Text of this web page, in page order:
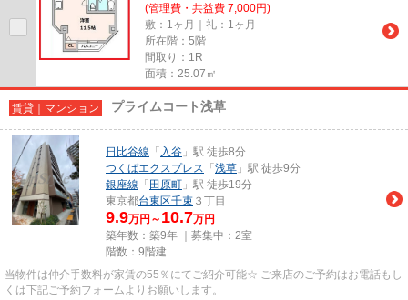
(管理費・共益費 7,000円)
敷：1ヶ月｜礼：1ヶ月
所在階：5階
間取り：1R
面積：25.07㎡
賃貸｜マンション プライムコート浅草
日比谷線 「 入谷 」駅 徒歩8分
つくばエクスプレス 「 浅草 」駅 徒歩9分
銀座線 「 田原町 」駅 徒歩19分
東京都台東区千束 ３丁目
9.9万円～ 10.7万円
築年数：築9年 ｜募集中： 2室
階数：9階建
当物件は仲介手数料が家賃の55％にてご紹介可能☆ ご来店のご予約はお電話もし
くは下記ご予約フォームよりお願いします。